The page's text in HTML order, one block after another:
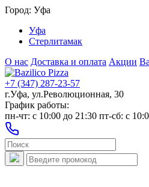
Город: Уфа
Уфа
Стерлитамак
О нас Доставка и оплата Акции
+7 (347) 287-23-57
г.Уфа, ул.Революционная, 30
График работы:
пн-чт: c 10:00 до 21:30 пт-сб: c